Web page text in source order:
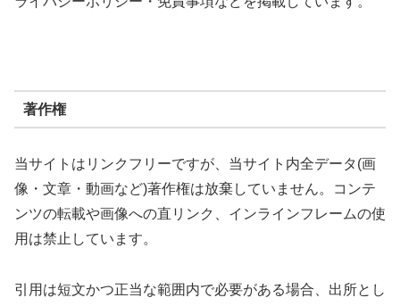
著作権
当サイトはリンクフリーですが、当サイト内全データ(画
像・文章・動画など)著作権は放棄していません。コンテ
ンツの転載や画像への直リンク、インラインフレームの使
用は禁止しています。
引用は短文かつ正当な範囲内で必要がある場合、出所とし